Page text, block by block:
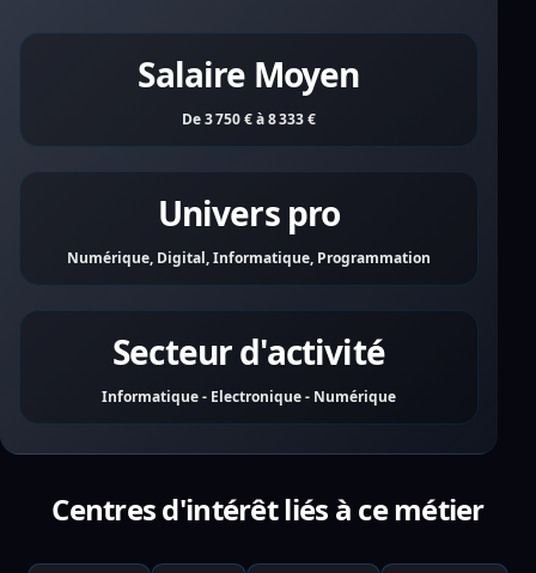
Salaire Moyen
De 3 750 € à 8 333 €
Univers pro
Numérique, Digital, Informatique, Programmation
Secteur d'activité
Informatique - Electronique - Numérique
Centres d'intérêt liés à ce métier